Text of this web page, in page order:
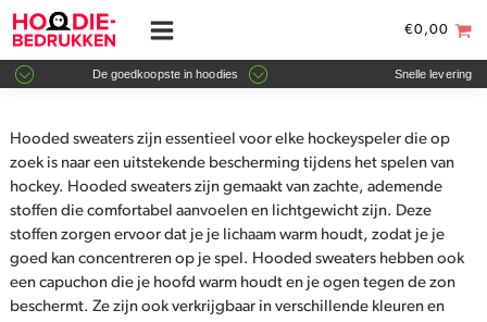
€0,00
De goedkoopste in hoodies Snelle levering
Hooded sweaters zijn essentieel voor elke hockeyspeler die op
zoek is naar een uitstekende bescherming tijdens het spelen van
hockey. Hooded sweaters zijn gemaakt van zachte, ademende
stoffen die comfortabel aanvoelen en lichtgewicht zijn. Deze
stoffen zorgen ervoor dat je je lichaam warm houdt, zodat je je
goed kan concentreren op je spel. Hooded sweaters hebben ook
een capuchon die je hoofd warm houdt en je ogen tegen de zon
beschermt. Ze zijn ook verkrijgbaar in verschillende kleuren en